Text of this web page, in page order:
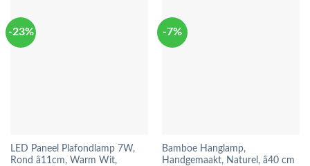
-23%
LED Paneel Plafondlamp 7W,
Rond â11cm, Warm Wit,
-7%
Bamboe Hanglamp,
Handgemaakt, Naturel, â40 cm